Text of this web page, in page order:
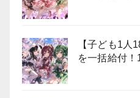
【子ども1人
を一括給付